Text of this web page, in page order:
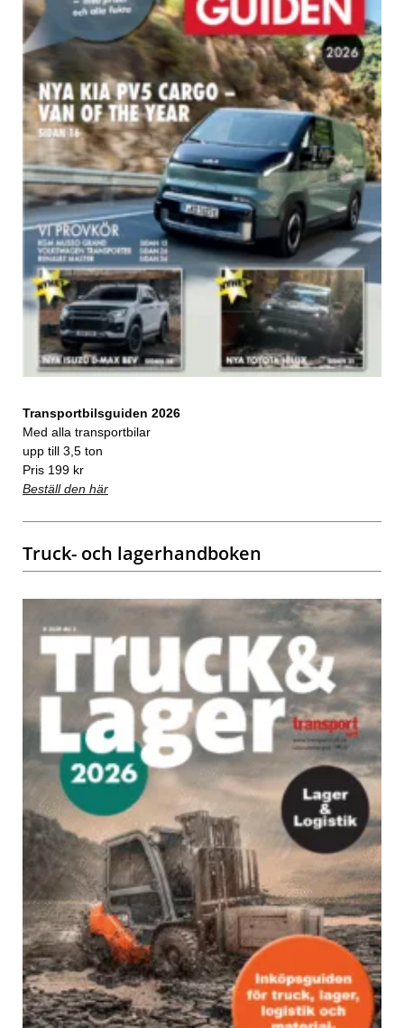
Transportbilsguiden 2026
Med alla transportbilar
upp till 3,5 ton
Pris 199 kr
Beställ den här
Truck- och lagerhandboken